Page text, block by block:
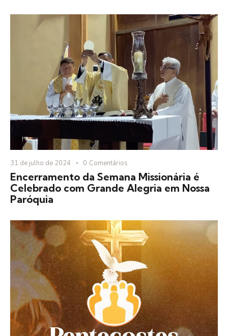
31 de julho de 2024 0 Comentários
Encerramento da Semana Missionária é
Celebrado com Grande Alegria em Nossa
Paróquia